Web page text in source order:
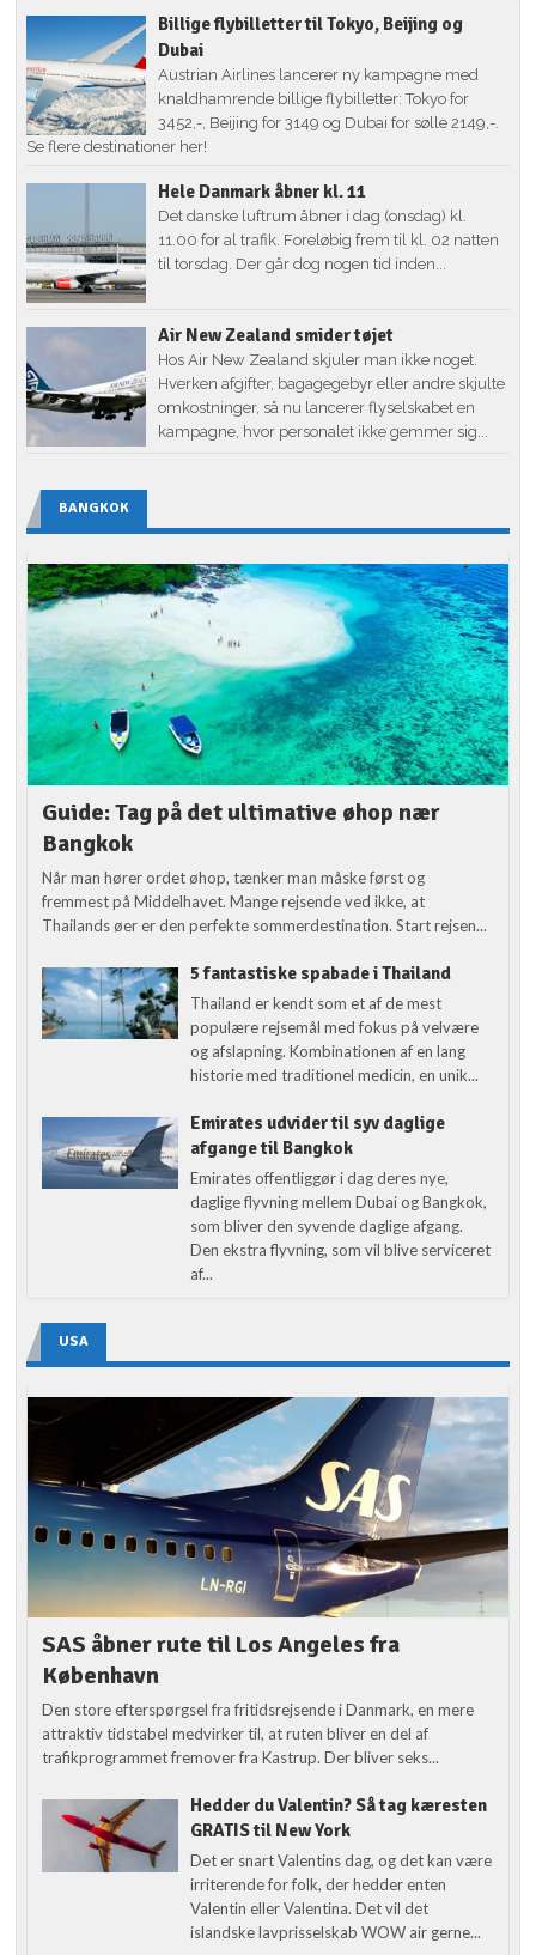
Billige flybilletter til Tokyo, Beijing og
Dubai
Austrian Airlines lancerer ny kampagne med
knaldhamrende billige flybilletter: Tokyo for
3452,-, Beijing for 3149 og Dubai for sølle 2149,-.
Se flere destinationer her!
Hele Danmark åbner kl. 11
Det danske luftrum åbner i dag (onsdag) kl.
11.00 for al trafik. Foreløbig frem til kl. 02 natten
til torsdag. Der går dog nogen tid inden...
Air New Zealand smider tøjet
Hos Air New Zealand skjuler man ikke noget.
Hverken afgifter, bagagegebyr eller andre skjulte
omkostninger, så nu lancerer flyselskabet en
kampagne, hvor personalet ikke gemmer sig...
BANGKOK
Guide: Tag på det ultimative øhop nær
Bangkok
Når man hører ordet øhop, tænker man måske først og
fremmest på Middelhavet. Mange rejsende ved ikke, at
Thailands øer er den perfekte sommerdestination. Start rejsen...
5 fantastiske spabade i Thailand
Thailand er kendt som et af de mest
populære rejsemål med fokus på velvære
og afslapning. Kombinationen af en lang
historie med traditionel medicin, en unik...
Emirates udvider til syv daglige
afgange til Bangkok
Emirates offentliggør i dag deres nye,
daglige flyvning mellem Dubai og Bangkok,
som bliver den syvende daglige afgang.
Den ekstra flyvning, som vil blive serviceret
af...
USA
SAS åbner rute til Los Angeles fra
København
Den store efterspørgsel fra fritidsrejsende i Danmark, en mere
attraktiv tidstabel medvirker til, at ruten bliver en del af
trafikprogrammet fremover fra Kastrup. Der bliver seks...
Hedder du Valentin? Så tag kæresten
GRATIS til New York
Det er snart Valentins dag, og det kan være
irriterende for folk, der hedder enten
Valentin eller Valentina. Det vil det
islandske lavprisselskab WOW air gerne...